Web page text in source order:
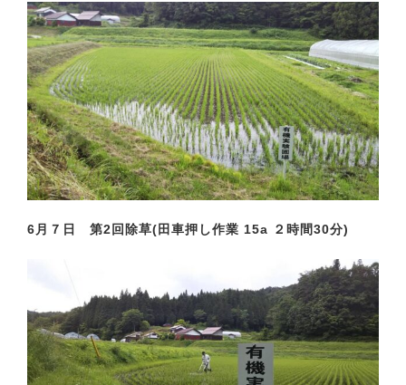
6月７日 第2回除草(田車押し作業 15a ２時間30分)